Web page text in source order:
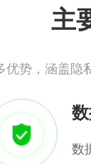
主
优势，涵盖
数